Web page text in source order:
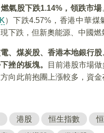
燃氣股下跌1.14%，領跌市場
）下跌4.57%，香港中華煤
下跌，但新奧能源、中國燃
、煤炭股、香港本地銀行
挫的板塊。
目前港股市場
向此前抱團上漲較多，資
港股 恒生指數